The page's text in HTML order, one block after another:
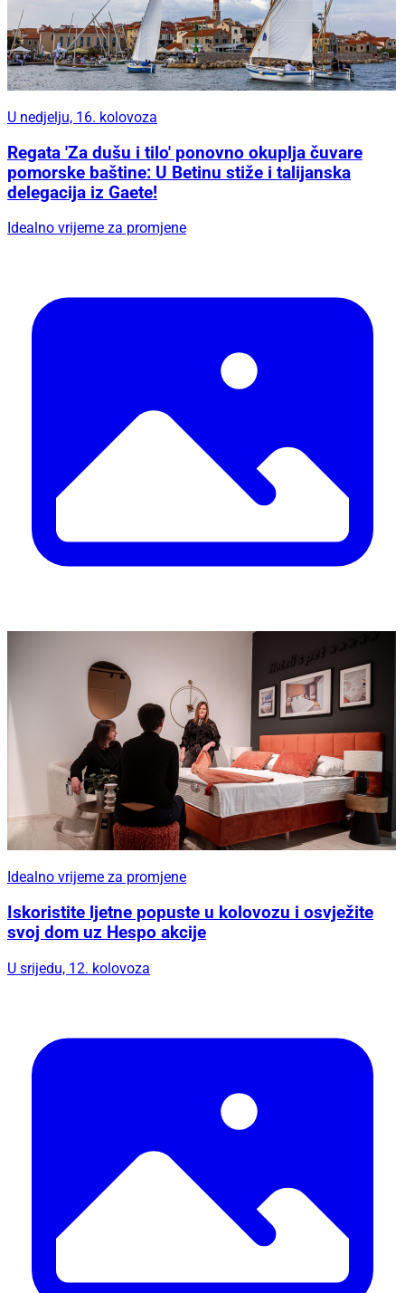
U nedjelju, 16. kolovoza
Regata 'Za dušu i tilo' ponovno okuplja čuvare
pomorske baštine: U Betinu stiže i talijanska
delegacija iz Gaete!
Idealno vrijeme za promjene
Idealno vrijeme za promjene
Iskoristite ljetne popuste u kolovozu i osvježite
svoj dom uz Hespo akcije
U srijedu, 12. kolovoza